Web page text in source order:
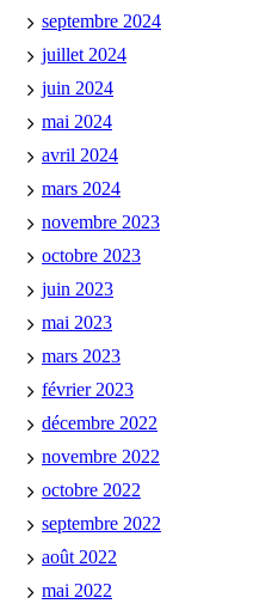
septembre 2024
juillet 2024
juin 2024
mai 2024
avril 2024
mars 2024
novembre 2023
octobre 2023
juin 2023
mai 2023
mars 2023
février 2023
décembre 2022
novembre 2022
octobre 2022
septembre 2022
août 2022
mai 2022